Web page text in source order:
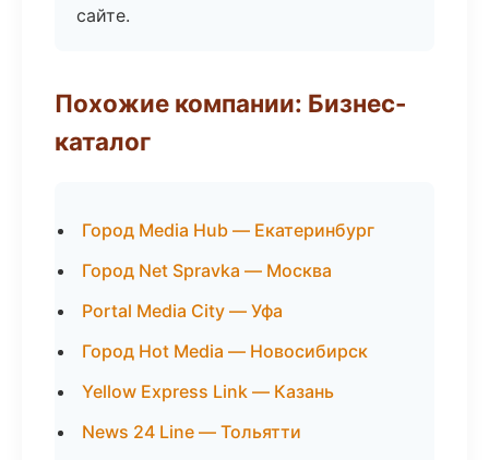
сайте.
Похожие компании: Бизнес-
каталог
Город Media Hub — Екатеринбург
Город Net Spravka — Москва
Portal Media City — Уфа
Город Hot Media — Новосибирск
Yellow Express Link — Казань
News 24 Line — Тольятти